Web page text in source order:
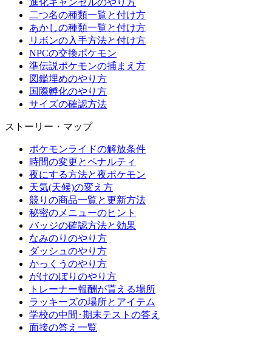
進化キャンセルのやり方
二つ名の種類一覧と付け方
あかしの種類一覧と付け方
リボンの入手方法と付け方
NPCの交換ポケモン
準伝説ポケモンの捕まえ方
図鑑埋めのやり方
国際孵化のやり方
サイズの確認方法
ストーリー・マップ
ポケモンライドの解放条件
時間の変更とペナルティ
夜にする方法と夜ポケモン
天気(天候)の変え方
競りの商品一覧と更新方法
秘密のメニューのヒント
バッジの確認方法と効果
なみのりのやり方
ダッシュのやり方
かっくうのやり方
がけのぼりのやり方
トレーナー報酬が貰える場所
ラッキーズの場所とアイテム
学校の中間･期末テストの答え
面接の答え一覧